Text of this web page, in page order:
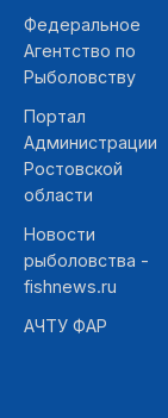
Федеральное
Агентство по
Рыболовству
Портал
Администрации
Ростовской
области
Новости
рыболовства -
fishnews.ru
АЧТУ ФАР